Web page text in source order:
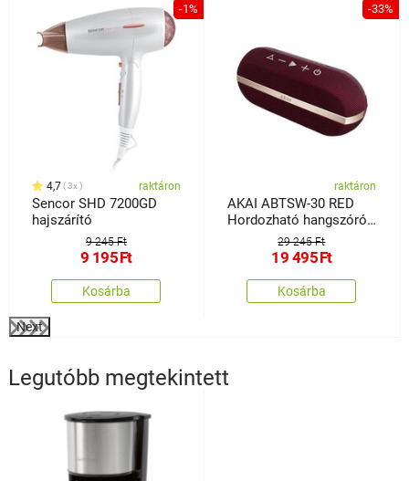
-1%
4,7 3x raktáron
Sencor SHD 7200GD
hajszárító
9 245 Ft
9 195Ft
Kosárba
-33%
raktáron
AKAI ABTSW-30 RED
Hordozható hangszóró
BT-vel, IPX729 245 Ft
19 495Ft
Kosárba
Next
Legutóbb megtekintett